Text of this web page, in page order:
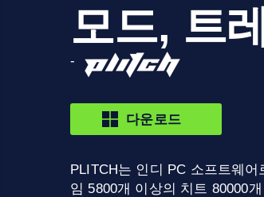
모드, 트
-
다운로드
PLITCH는 인디 PC 소프트웨
임 5800개 이상의 치트 80000